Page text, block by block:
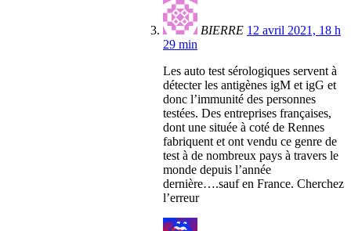
BIERRE 12 avril 2021, 18 h
29 min
Les auto test sérologiques servent à
détecter les antigènes igM et igG et
donc l’immunité des personnes
testées. Des entreprises françaises,
dont une située à coté de Rennes
fabriquent et ont vendu ce genre de
test à de nombreux pays à travers le
monde depuis l’année
dernière….sauf en France. Cherchez
l’erreur